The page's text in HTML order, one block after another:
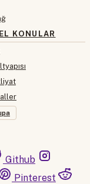
KONULAR
Github
Pinterest